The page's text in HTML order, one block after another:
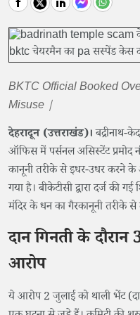
BKTC Official Booked
Misuse |
देहरादून (उत्तराखंड)।बद्रीनाथ-
ऑफिस में पर्सनल असिस्टेंट प्रमोद
कानूनी तरीके से इधर-उधर करने के
गया है। बीकेटीसी द्वारा दर्ज की
मंदिर के धन का गैरकानूनी तरीके
दान गिनती के
आरोप
ये आरोप 2 जुलाई को थाली भेंट